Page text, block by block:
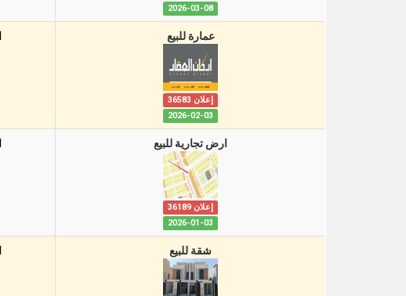
2026-03-08
عمارة للبيع
إعلان 36583
2026-02-03
ارض تجارية للبيع
إعلان 36189
2026-01-03
شقة للبيع